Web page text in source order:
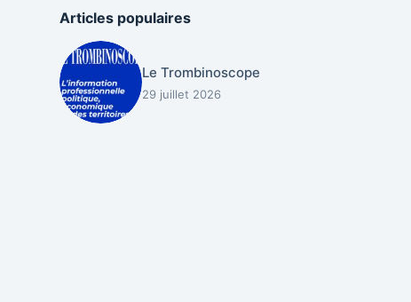
Articles populaires
Le Trombinoscope
29 juillet 2026